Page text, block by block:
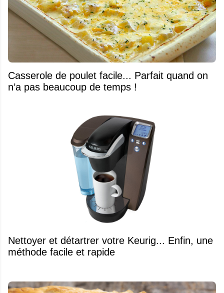
Casserole de poulet facile... Parfait quand on
n’a pas beaucoup de temps !
Nettoyer et détartrer votre Keurig... Enfin, une
méthode facile et rapide